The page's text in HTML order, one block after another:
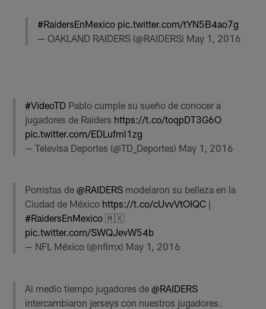
#RaidersEnMexico pic.twitter.com/tYN5B4ao7g
— OAKLAND RAIDERS (@RAIDERS) May 1, 2016
#VideoTD Pablo cumple su sueño de conocer a
jugadores de Raiders https://t.co/toqpDT3G6O
pic.twitter.com/EDLufml1zg
— Televisa Deportes (@TD_Deportes) May 1, 2016
Porristas de@RAIDERS modelaron su belleza en la
Ciudad de México https://t.co/cUvvVtOIQC |
#RaidersEnMexico 🇲🇽
pic.twitter.com/SWQJevW54b
— NFL México (@nflmx) May 1, 2016
Al medio tiempo jugadores de@RAIDERS
intercambiaron jerseys con nuestros jugadores.